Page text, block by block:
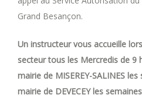
Grand Besançon.
Un instructeur vous accueille
secteur tous les Mercredis de 9
mairie de MISEREY-SALINES
mairie de DEVECEY les